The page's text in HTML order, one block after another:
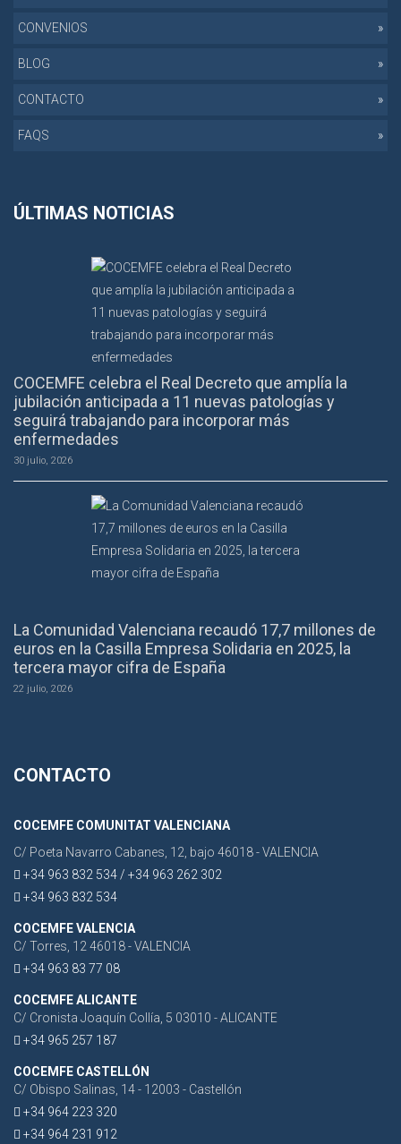
CONVENIOS
BLOG
CONTACTO
FAQS
ÚLTIMAS NOTICIAS
COCEMFE celebra el Real Decreto que amplía la
jubilación anticipada a 11 nuevas patologías y
seguirá trabajando para incorporar más
enfermedades
30 julio, 2026
La Comunidad Valenciana recaudó 17,7 millones de
euros en la Casilla Empresa Solidaria en 2025, la
tercera mayor cifra de España
22 julio, 2026
CONTACTO
COCEMFE COMUNITAT VALENCIANA
C/ Poeta Navarro Cabanes, 12, bajo 46018 - VALENCIA
+34 963 832 534 / +34 963 262 302
+34 963 832 534
COCEMFE VALENCIA
C/ Torres, 12 46018 - VALENCIA
+34 963 83 77 08
COCEMFE ALICANTE
C/ Cronista Joaquín Collía, 5 03010 - ALICANTE
+34 965 257 187
COCEMFE CASTELLÓN
C/ Obispo Salinas, 14 - 12003 - Castellón
+34 964 223 320
+34 964 231 912